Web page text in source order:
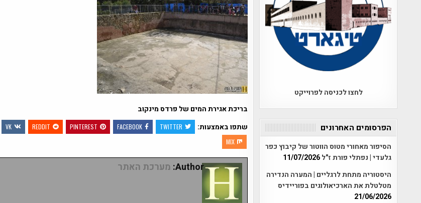
בריכת אגירת המים של פרדס מינקוב
שתפו באמצעות:
TWITTER
FACEBOOK
PINTEREST
REDDIT
VK
MIX
Author: מערכת האתר
לחצו לכניסה לפרוייקט
הפרסומים האחרונים
הסיפור מאחורי מטוס הווטור של קיבוץ כפר
גלעדי | נפתלי פורת ז"ל11/07/2026
היסטוריה מתחת לרגליים | המערה הנדירה
מטלטלת את הארכיאולוגים בפוריידיס
21/06/2026